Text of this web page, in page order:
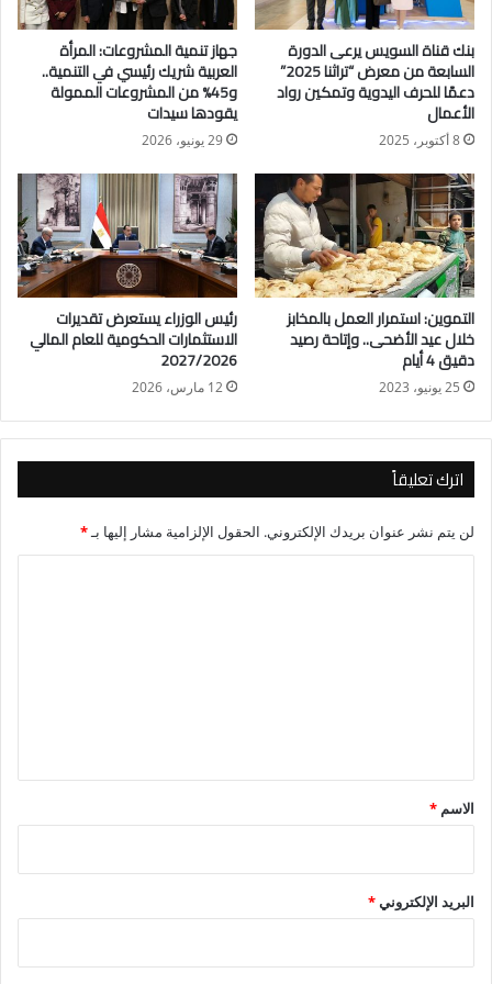
وتصدرت جهود خفض التصعيد العسكري أجندة المباحثات، حيث
استعرض الجانبان تداعيات التوترات الراهنة، مع التأكيد على ضرورة
الوقف الفوري للاعتداءات، وتغليب الحلول السياسية والدبلوماسية،
لتفادي اتساع رقعة الصراع في المنطقة.
الخارجية على أهمية بلورة إطار عملي للأمن الجماعي العربي، ووضع
آليات تنفيذية فعالة، سواء في إطار جامعة الدول العربية أو من خلال
التعاون مع الأطراف الإقليمية، لمواجهة التحديات المتزايدة التي تهدد
استقرار المنطقة.
وعلى الصعيد الثنائي، اتفق الجانبان على مواصلة تعزيز العلاقات
الاستراتيجية بين البلدين، ودفع التعاون الاقتصادي والاستثماري، بما
يحقق المصالح المشتركة ويدعم جهود التنمية في كلا البلدين.
بنك قناة السويس يرعى الدورة
السابعة من معرض “تراثنا 2025”
دعمًا للحرف اليدوية وتمكين رواد
الأعمال
8 أكتوبر، 2025
جهاز تنمية المشروعات: المرأة
العربية شريك رئيسي في التنمية..
و45% من المشروعات الممولة
يقودها سيدات
29 يونيو، 2026
التموين: استمرار العمل بالمخابز
خلال عيد الأضحى.. وإتاحة رصيد
دقيق 4 أيام
25 يونيو، 2023
رئيس الوزراء يستعرض تقديرات
الاستثمارات الحكومية للعام المالي
2027/2026
12 مارس، 2026
اترك تعليقاً
لن يتم نشر عنوان بريدك الإلكتروني. الحقول الإلزامية مشار إليها بـ*
*
الاسم *
البريد الإلكتروني*